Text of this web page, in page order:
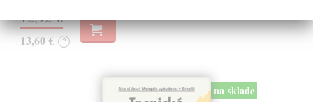
12,92 €
13,60 € ?
na sklade